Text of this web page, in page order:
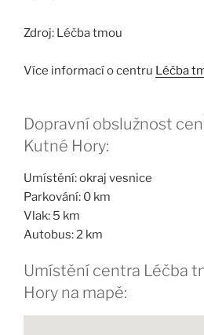
Zdroj: Léčba tmou
Více informací o centru Léčba
Dopravní obslužnost
Kutné Hory:
Umístění: okraj vesnice
Parkování: 0 km
Vlak: 5 km
Autobus: 2 km
Umístění centra Léčba
Hory na mapě: